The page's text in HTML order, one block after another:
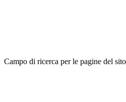
Campo di ricerca per le pagine del sito